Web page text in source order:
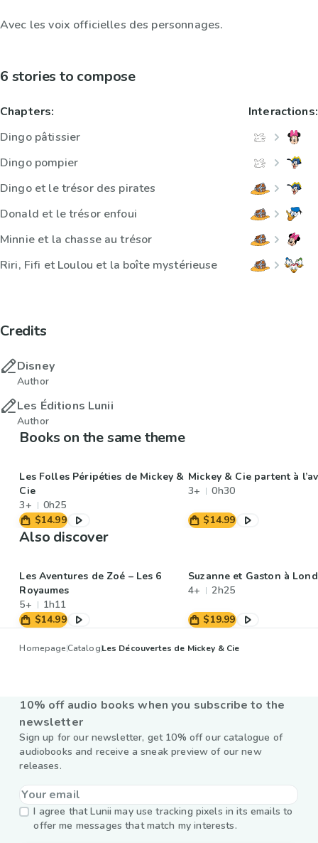
Avec les voix officielles des personnages.
6 stories to compose
Chapters:
Dingo pâtissier
Dingo pompier
Dingo et le trésor des pirates
Donald et le trésor enfoui
Minnie et la chasse au trésor
Riri, Fifi et Loulou et la boîte mystérieuse
Interactions:
Credits
Disney
Author
Les Éditions Lunii
Author
Books on the same theme
Les Folles Péripéties de Mickey &
Cie
3+
0h25
$14.99
Mickey & Cie partent à
3+
0h30
$14.99
Also discover
Les Aventures de Zoé – Les 6
Royaumes
5+
1h11
$14.99
Suzanne et Gaston à
4+
2h25
$19.99
HomepageCatalogLes Découvertes de Mickey & Cie
10% off audio books when you subscribe to the
newsletter
Sign up for our newsletter, get 10% off our catalogue of
audiobooks and receive a sneak preview of our new
releases.
I agree that Lunii may use tracking pixels in its emails to
offer me messages that match my interests.